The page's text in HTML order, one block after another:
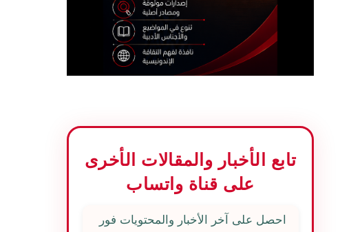
تابع الأخبار والمقالات الأخرى
على قناة واتساب
احصل على آخر الأخبار والمحتويات فور